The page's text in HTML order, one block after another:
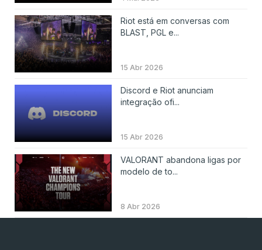
Riot está em conversas com
BLAST, PGL e...
15 Abr 2026
Discord e Riot anunciam
integração ofi...
15 Abr 2026
VALORANT abandona ligas por
modelo de to...
8 Abr 2026